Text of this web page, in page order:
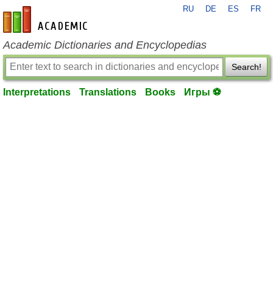
en-academic.com
RU DE ES FR
Academic Dictionaries and Encyclopedias
Search!
Interpretations Translations Books Игры ⚽